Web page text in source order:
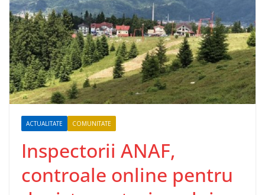
ACTUALITATE COMUNITATE
Inspectorii ANAF,
controale online pentru